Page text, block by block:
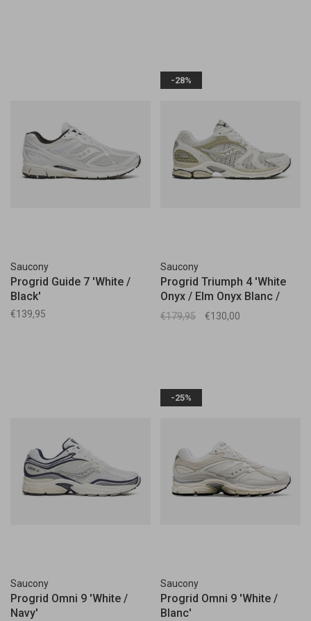
Saucony
Progrid Guide 7 'White /
Black'
€139,95
-28%
Saucony
Progrid Triumph 4 'White
Onyx / Elm Onyx Blanc /
Orme'
€179,95 €130,00
Saucony
Progrid Omni 9 'White /
Navy'
-25%
Saucony
Progrid Omni 9 'White /
Blanc'